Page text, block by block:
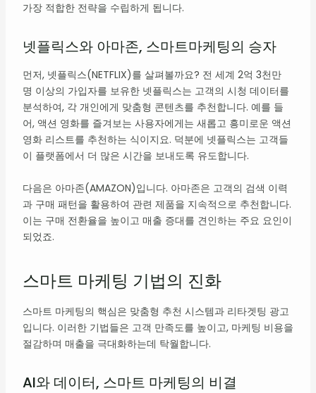
가장 적합한 전략을 수립하게 됩니다.
넷플릭스와 아마존, 스마트마케팅의 승자
먼저, 넷플릭스(NETFLIX)를 살펴볼까요? 전 세계 2억 3천만
명 이상의 가입자를 보유한 넷플릭스는 고객의 시청 데이터를
분석하여, 각 개인에게 맞춤형 콘텐츠를 추천합니다. 예를 들
어, 액션 영화를 즐겨보는 사용자에게는 새롭고 흥미로운 액션
영화 리스트를 추천하는 식이지요. 덕분에 넷플릭스는 고객들
이 플랫폼에서 더 많은 시간을 보내도록 유도합니다.
다음은 아마존(AMAZON)입니다. 아마존은 고객의 검색 이력
과 구매 패턴을 활용하여 관련 제품을 지속적으로 추천합니다.
이는 구매 전환율을 높이고 매출 증대를 견인하는 주요 요인이
되었죠.
스마트 마케팅 기법의 진화
스마트 마케팅의 핵심은 맞춤형 추천 시스템과 리타겟팅 광고
입니다. 이러한 기법들은 고객 만족도를 높이고, 마케팅 비용을
절감하며 매출을 극대화하는데 탁월합니다.
AI와 데이터, 스마트 마케팅의 비결